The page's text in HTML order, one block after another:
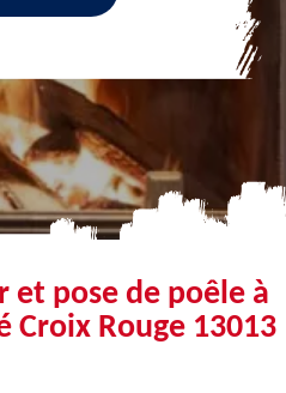
et pose de poêle à
Croix Rouge 13013